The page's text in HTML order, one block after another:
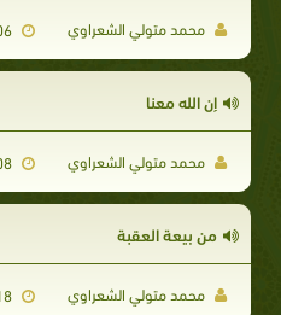
محمد متولي الشعراوي 2009-01-06
إن الله معنا
محمد متولي الشعراوي 2009-01-08
من بيعة العقبة
محمد متولي الشعراوي 2008-11-18